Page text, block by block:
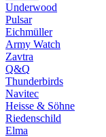
Underwood
Pulsar
Eichmüller
Army Watch
Zavtra
Q&Q
Thunderbirds
Navitec
Heisse & Söhne
Riedenschild
Elma